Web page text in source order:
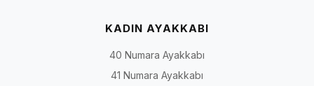
KADIN AYAKKABI
40 Numara Ayakkabı
41 Numara Ayakkabı